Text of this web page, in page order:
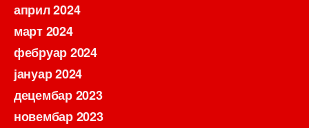
април 2024
март 2024
фебруар 2024
јануар 2024
децембар 2023
новембар 2023